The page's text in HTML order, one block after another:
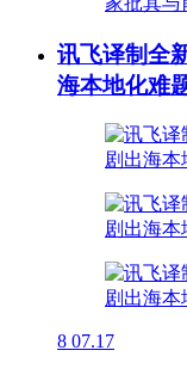
讯飞译制全
海本地化难
8 07.17